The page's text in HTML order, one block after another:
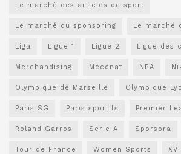
Le marché des articles de sport
Le marché du sponsoring Le marché
Liga Ligue 1 Ligue 2 Ligue des
Merchandising Mécénat NBA
Olympique de Marseille Olympique
Paris SG Paris sportifs Premier
Roland Garros Serie A Sporsora
Tour de France Women Sports XV